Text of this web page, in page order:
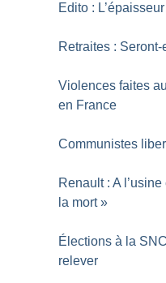
Edito :
Retraites :
Violences faites
en France
Communistes
Renault : A
la mort »
Élections à la
relever